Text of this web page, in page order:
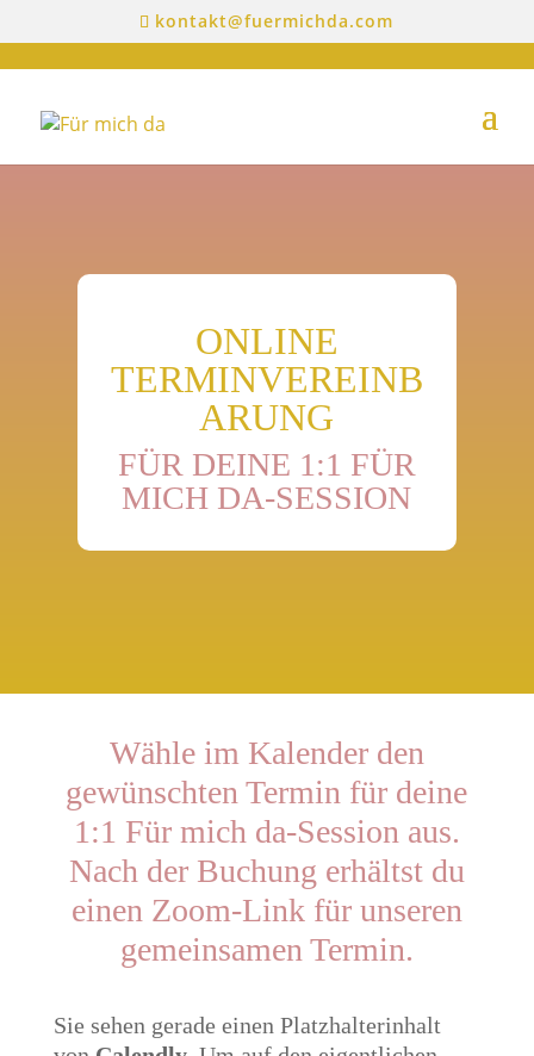
kontakt@fuermichda.com
ONLINE
TERMINVEREINB
ARUNG
FÜR DEINE 1:1 FÜR
MICH DA-SESSION
Wähle im Kalender den
gewünschten Termin für deine
1:1 Für mich da-Session aus.
Nach der Buchung erhältst du
einen Zoom-Link für unseren
gemeinsamen Termin.
Sie sehen gerade einen Platzhalterinhalt